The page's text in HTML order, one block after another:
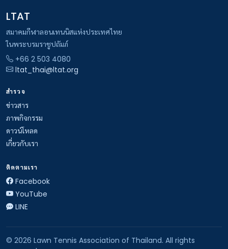
LTAT
สมาคมกีฬาลอนเทนนิสแห่งประเทศไทย
ในพระบรมราชูปถัมภ์
+66 2 503 4080
ltat_thai@ltat.org
สำรวจ
ข่าวสาร
ภาพกิจกรรม
ดาวน์โหลด
เกี่ยวกับเรา
ติดตามเรา
Facebook
YouTube
LINE
© 2026 Lawn Tennis Association of Thailand. All rights